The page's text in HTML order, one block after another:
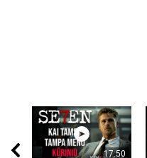
17:50